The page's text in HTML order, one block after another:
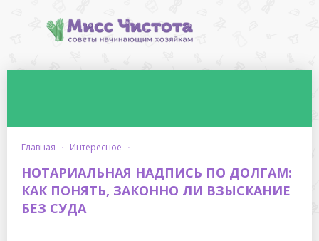
главная · интересное ·
НОТАРИАЛЬНАЯ НАДПИСЬ ПО ДОЛГАМ:
КАК ПОНЯТЬ, ЗАКОННО ЛИ ВЗЫСКАНИЕ
БЕЗ СУДА